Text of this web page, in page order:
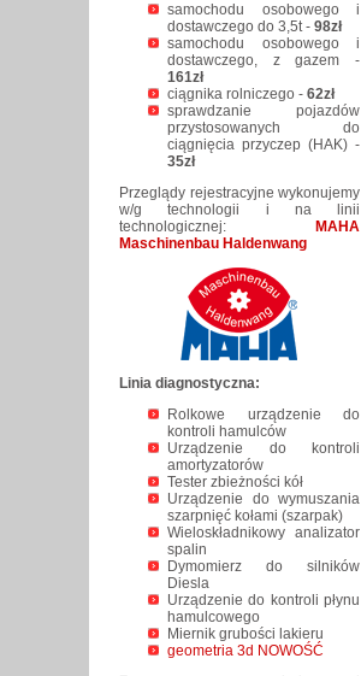
samochodu osobowego i
dostawczego do 3,5t - 98zł
samochodu osobowego i
dostawczego, z gazem -
161zł
ciągnika rolniczego - 62zł
sprawdzanie pojazdów
przystosowanych do
ciągnięcia przyczep (HAK) -
35zł
Przeglądy rejestracyjne wykonujemy
w/g technologii i na linii
technologicznej:
MAHA
Maschinenbau Haldenwang
Linia diagnostyczna:
Rolkowe urządzenie do
kontroli hamulców
Urządzenie do kontroli
amortyzatorów
Tester zbieżności kół
Urządzenie do wymuszania
szarpnięć kołami (szarpak)
Wieloskładnikowy analizator
spalin
Dymomierz do silników
Diesla
Urządzenie do kontroli płynu
hamulcowego
Miernik grubości lakieru
geometria 3d NOWOŚĆ